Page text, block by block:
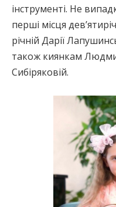
інструменті. Не
перші місця
річній Дарії
також киянкам
Сибіряковій.